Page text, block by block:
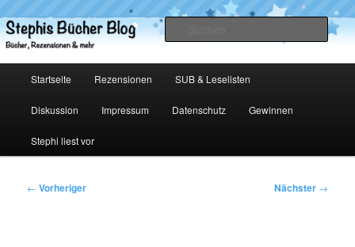
primären
Inhalt
Stephis Bücher Blog
Startseite Rezensionen SUB & Leselisten
Diskussion Impressum Datenschutz Gewinnen
Stephi liest vor
Beitragsnavigation
← Vorheriger Nächster →